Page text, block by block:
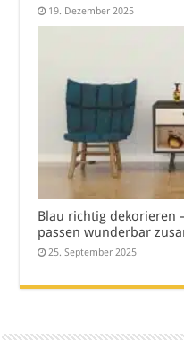
19. Dezember 2025
Blau richtig dekorieren
passen wunderbar
25. September 2025